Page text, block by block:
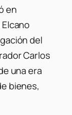
en
del
Carlos
una era
bienes,